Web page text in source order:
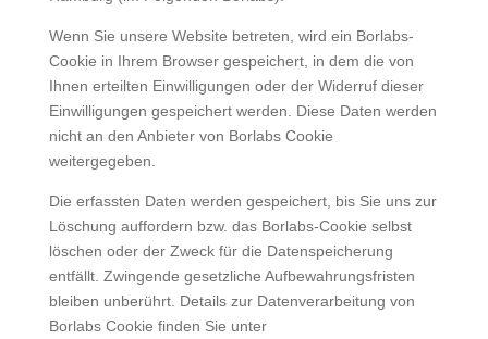
Wenn Sie unsere Website betreten, wird ein Borlabs-
Cookie in Ihrem Browser gespeichert, in dem die von
Ihnen erteilten Einwilligungen oder der Widerruf dieser
Einwilligungen gespeichert werden. Diese Daten werden
nicht an den Anbieter von Borlabs Cookie
weitergegeben.
Die erfassten Daten werden gespeichert, bis Sie uns zur
Löschung auffordern bzw. das Borlabs-Cookie selbst
löschen oder der Zweck für die Datenspeicherung
entfällt. Zwingende gesetzliche Aufbewahrungsfristen
bleiben unberührt. Details zur Datenverarbeitung von
Borlabs Cookie finden Sie unter